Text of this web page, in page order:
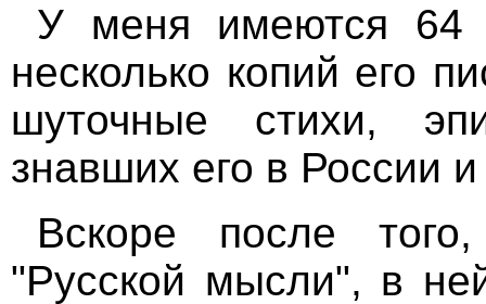
У меня имеются 64
несколько копий его
шуточные стихи,
знавших его в России
Вскоре после
"Русской мысли", в